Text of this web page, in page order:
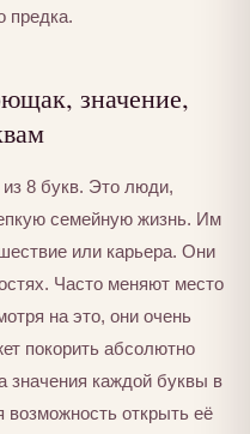
предка.
значение,
8 букв. Это люди,
семейную жизнь. Им
или карьера. Они
Часто меняют место
на это, они очень
покорить абсолютно
значения каждой буквы в
открыть её